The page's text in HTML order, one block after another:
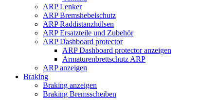
ARP Lenker
ARP Bremshebelschutz
ARP Raddistanzhülsen
ARP Ersatzteile und Zubehör
ARP Dashboard protector
ARP Dashboard protector anzeigen
Armaturenbrettschutz ARP
ARP anzeigen
Braking
Braking anzeigen
Braking Bremsscheiben